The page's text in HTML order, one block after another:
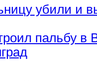
убили и
пальбу в